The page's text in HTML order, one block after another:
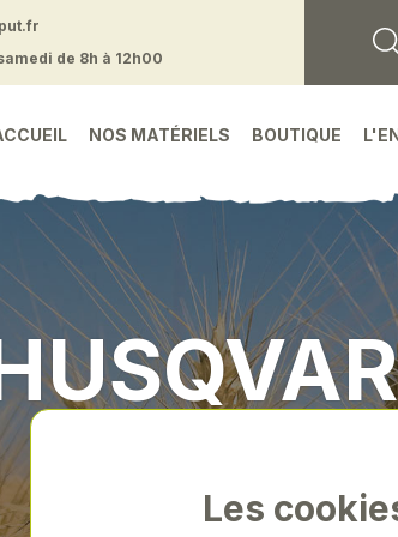
de 8h à 12h00
NOS MATÉRIELS BOUTIQUE
Les